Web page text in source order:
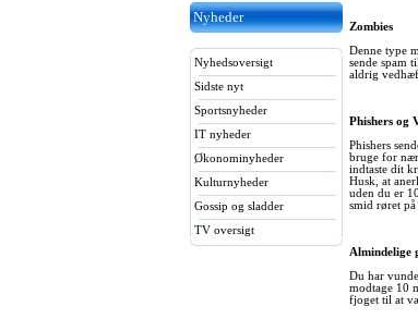
Nyheder
Nyhedsoversigt
Sidste nyt
Sportsnyheder
IT nyheder
Økonominyheder
Kulturnyheder
Gossip og sladder
TV oversigt
Zombies
Denne type
sende spam
aldrig
Phishers og
Phishers
bruge for
indtaste dit
Husk, at
uden du er
smid røret
Almindelige
Du har
modtage 10
fjoget til at